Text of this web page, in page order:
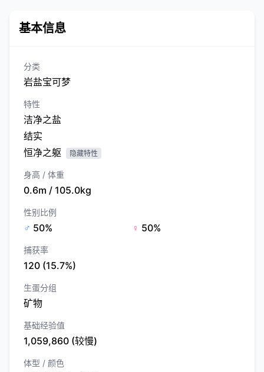
基本信息
分类
岩盐宝可梦
特性
洁净之盐
结实
恒净之躯
隐藏特性
身高 / 体重
0.6m / 105.0kg
性别比例
♂ 50% ♀ 50%
捕获率
120 (15.7%)
生蛋分组
矿物
基础经验值
1,059,860 (较慢)
体型 / 颜色